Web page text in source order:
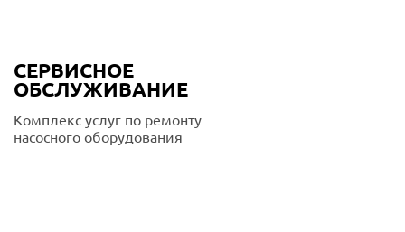
СЕРВИСНОЕ
ОБСЛУЖИВАНИЕ
Комплекс услуг по ремонту
насосного оборудования